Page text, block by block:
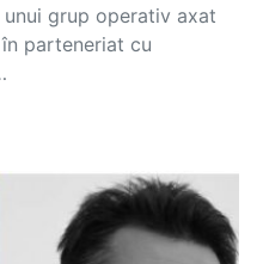
grup operativ axat
parteneriat cu